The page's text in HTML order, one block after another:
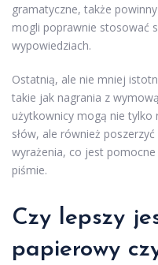
gramatyczne, także
mogli poprawnie stosować
wypowiedziach.
Ostatnią, ale nie mniej
takie jak nagrania z
użytkownicy mogą nie
słów, ale również
wyrażenia, co jest
piśmie.
Czy lepszy
papierowy